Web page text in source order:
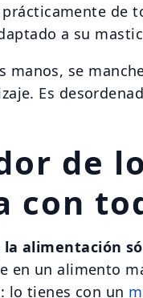
de
a su
manos, se
Es
de
con
la alimentación
en un alimento
lo tienes con un